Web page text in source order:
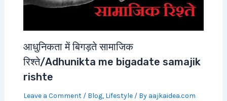
आधुनिकता में बिगड़ते सामाजिक
रिश्ते/Adhunikta me bigadate samajik
rishte
Leave a Comment / Blog, Lifestyle/ By aajkaidea.com